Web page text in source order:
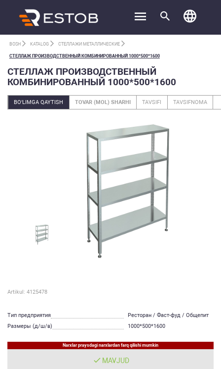
BOSH KATALOG СТЕЛЛАЖИ МЕТАЛЛИЧЕСКИЕ
СТЕЛЛАЖ ПРОИЗВОДСТВЕННЫЙ КОМБИНИРОВАННЫЙ 1000*500*1600
СТЕЛЛАЖ ПРОИЗВОДСТВЕННЫЙ
КОМБИНИРОВАННЫЙ 1000*500*1600
BO‘LIMGA QAYTISH TOVAR (MOL) SHARHI TAVSIFI TAVSIFNOMA
Artikul: 4125478
Тип предприятия
Ресторан / Фаст-фуд / Общепит
Размеры (д/ш/в)
1000*500*1600
Narxlar praysdagi narxlardan farq qilishi mumkin
MAVJUD